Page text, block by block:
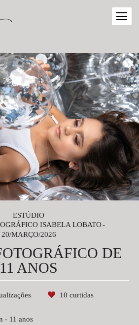
ESTÚDIO
ISABELA LOBATO
20/MARÇO/2026
DE
11 ANOS
10 curtidas
- 11 anos